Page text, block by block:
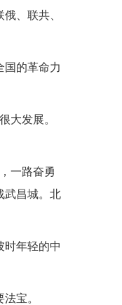
、联共、
国的革命力
大发展。
一路奋勇
武昌城。北
时年轻的中
宝。